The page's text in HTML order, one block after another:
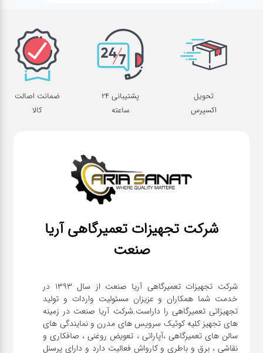
تحویل
اکسپرس
پشتیبانی 24
ساعته
ضمانت اصالت
کالا
شرکت تجهیزات تعمیرگاهی آریا
صنعت
شرکت تجهیزات تعمیرگاهی آریا صنعت از سال ۱۳۹۳ در
خدمت شما همکاران و عزیزان مسئولیت واردات و تولید
تجهیزاتی تعمیرگاهی را داراست.شرکت آریا صنعت در زمینه
های تجهیز کلیه کوئیک سرویس های مدرن و نمایندگی های
سالن های تعمیرگاهی ،آپاراتی ، تعویض روغنی ، صافکاری و
نقاشی ، برق و باطری و کارواش فعالیت دارد و دارای پرسنل